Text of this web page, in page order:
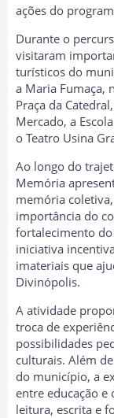
ações do
Durante o
visitaram
turísticos do
a Maria Fumaça,
Praça da
Mercado, a
o Teatro Usina
Ao longo do
Memória
memória
importância do
fortalecimento
iniciativa
imateriais que
Divinópolis.
A atividade
troca de
possibilidades
culturais. Além
do município, a
entre educação e
leitura, escrita e